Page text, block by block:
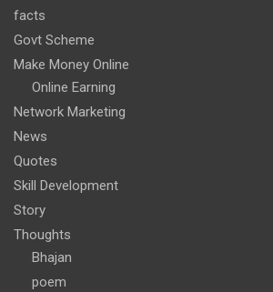
facts
Govt Scheme
Make Money Online
Online Earning
Network Marketing
News
Quotes
Skill Development
Story
Thoughts
Bhajan
poem